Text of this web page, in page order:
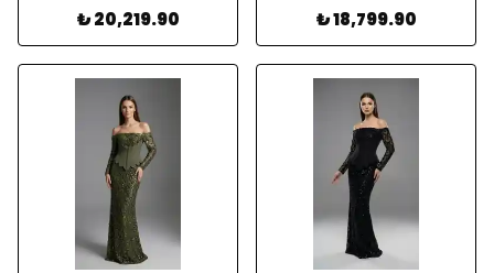
₺ 20,219.90 ₺ 18,799.90